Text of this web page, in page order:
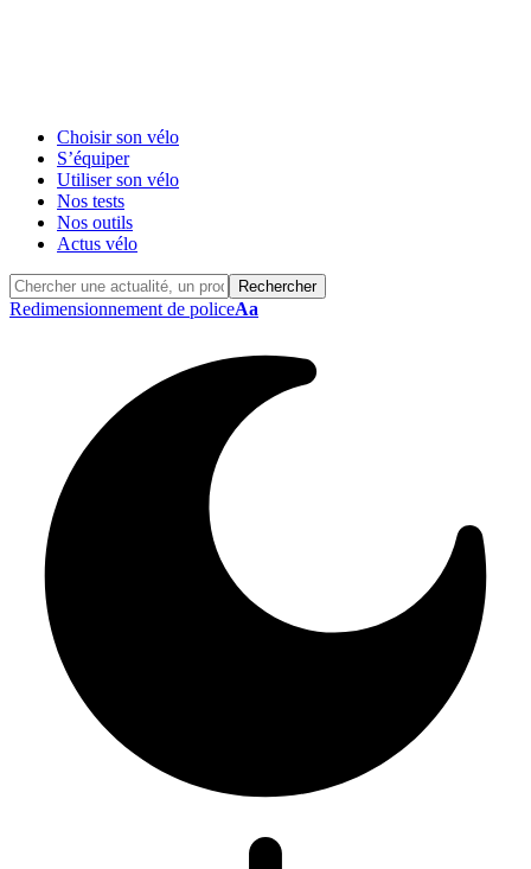
Choisir son vélo
S’équiper
Utiliser son vélo
Nos tests
Nos outils
Actus vélo
Redimensionnement de policeAa